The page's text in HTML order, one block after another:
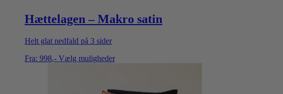
Hættelagen – Makro satin
Helt glat nedfald på 3 sider
Fra: 998,- Vælg muligheder